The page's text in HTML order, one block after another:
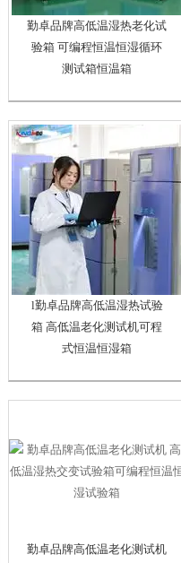
勤卓品牌高低温湿热老化试
验箱 可编程恒温恒湿循环
测试箱恒温箱
l勤卓品牌高低温湿热试验
箱 高低温老化测试机可程
式恒温恒湿箱
勤卓品牌高低温老化测试机